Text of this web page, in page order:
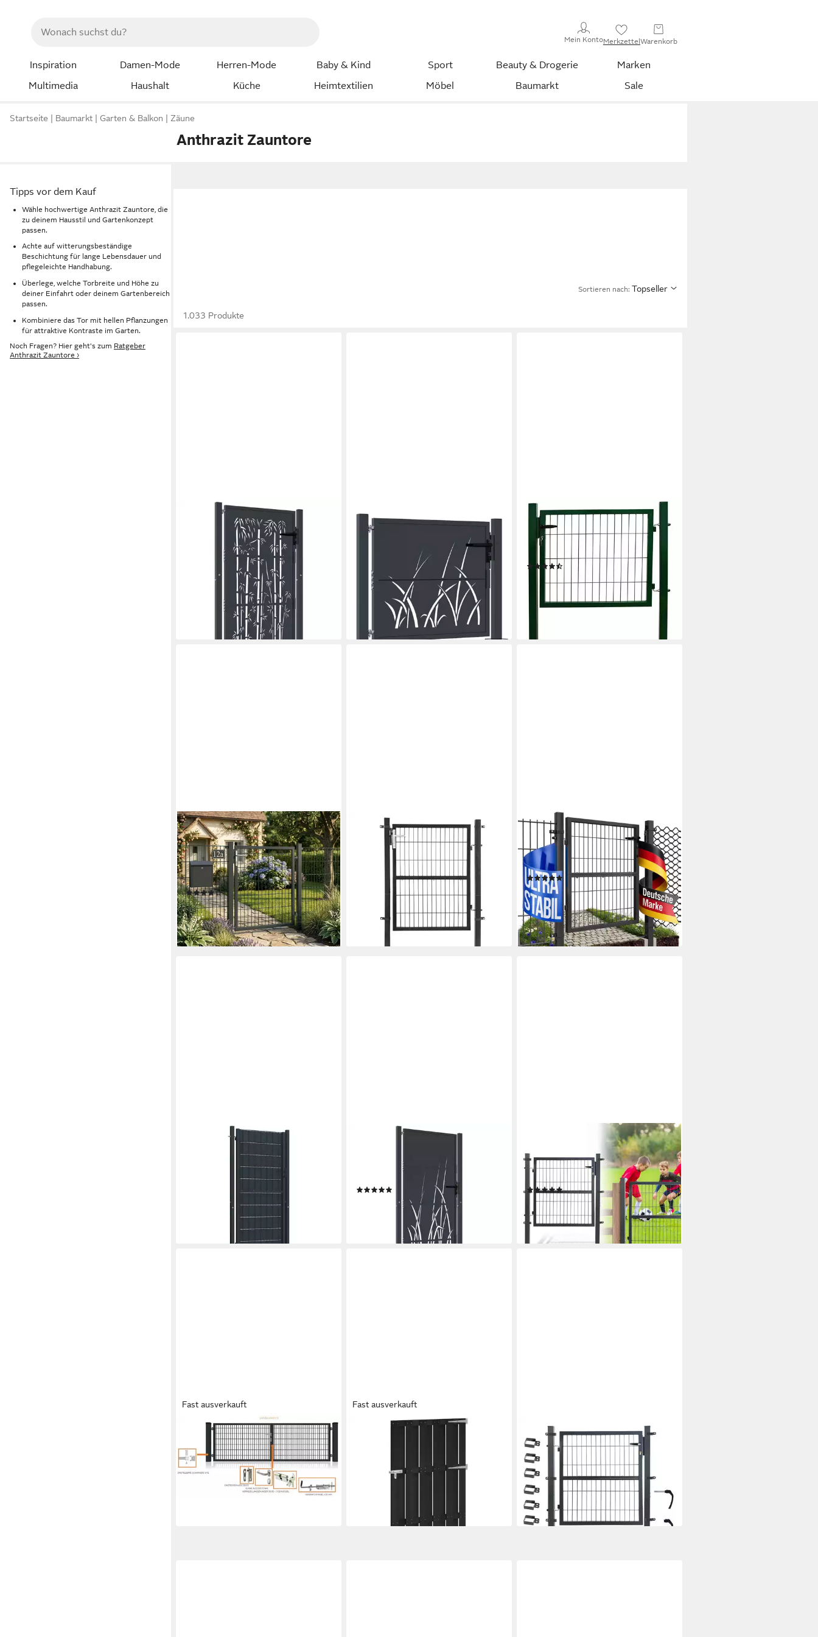
Mein KontoMerkzettelWarenkorb
Inspiration Damen-Mode Herren-Mode Baby & Kind Sport Beauty & Drogerie
Marken
Multimedia
Haushalt Küche Heimtextilien Möbel Baumarkt Sale
Startseite Baumarkt Garten & Balkon Zäune
Anthrazit Zauntore
Tipps vor dem Kauf
Wähle hochwertige Anthrazit Zauntore, die
zu deinem Hausstil und Gartenkonzept
passen.
Achte auf witterungsbeständige
Beschichtung für lange Lebensdauer und
pflegeleichte Handhabung.
Überlege, welche Torbreite und Höhe zu
deiner Einfahrt oder deinem Gartenbereich
passen.
Kombiniere das Tor mit hellen Pflanzungen
für attraktive Kontraste im Garten.
Noch Fragen? Hier geht's zum Ratgeber
Anthrazit Zauntore ›
Sortieren nach: Topseller
1.033 Produkte
Gartentor Gartentor Anthrazit
100x150 cm Stahl Bambus-Design
ab 236,99 €
lieferbar - in 4-5 Werktagen bei dir
VIDAXL
Gartentor Gartentor Anthrazit
100x100 cm Stahl Gras-Design
lieferbar - in 4-5 Werktagen bei dir
V2AOX
Gartentor Gartentor Gartentür
Zauntür Zauntor Gartenpforte
Anthrazit Grün
UVP 123,37 €
lieferbar - in 2-3 Werktagen bei dir
HOME DELUXE
Gartentor Doppelstabmatten
Gartentor PORTARIUS - Anthrazit,
aus feuerverzinktem,
rostbeständigem Stahl
(31)
ab 119,00 € UVP249,00 €
-52%
lieferbar - in 5-6 Werktagen bei dir
ESTEXO
Gartentor Gartentür Zauntür 1,00 m
Gartenpforte Hoftor inkl. Pfosten
UVP219,95 €
lieferbar - in 3-4 Werktagen bei dir
V2AOX
Gartentor Gartentor Gartentür
Zauntür Zauntor Pforte Anthrazit
100cm Quadratrohr
(1)
109,99 € UVP142,99 €
-23%
lieferbar - in 2-3 Werktagen bei dir
Anthrazit 105x180 cm Stahl Gras-
ab 420,99 €
lieferbar - in 4-5 Werktagen bei dir
Gartentor 120CM Gartentor
Doppelstabmatten Gartentor
(1)
99,99 € UVP199,80 €
-50%
lieferbar - in 5-6 Werktagen bei dir
Fast ausverkauft
FISCHER UND ADAMEK
Gartentor Doppelflügeltor, (inkl 2
Pfosten 3 Schlüssel Schließer),
Anthrazit
ab 983,99 €
lieferbar in 3 Wochen
Fast ausverkauft
ab 178,99 €
lieferbar - in 4-5 Werktagen bei dir
CLANMACY
Gartentor 100CM Gartentor
Doppelstabmatten Gartentor
Anthrazit
79,99 €
-56%
lieferbar - in 5-6 Werktagen bei dir